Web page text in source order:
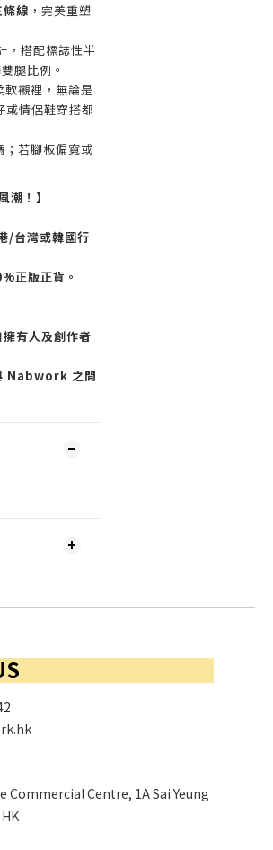
線 ，完美重塑
，搭配標誌性半
腿比例。
軟襯裡，無論是
情侶鞋穿搭都
；若腳板偏寬或
潮！】
/台灣或韓國行
正版正貨。
有人及創作者
Nabwork 之間
Commercial Centre, 1A Sai Yeung